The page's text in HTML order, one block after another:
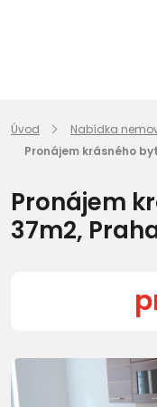
Úvod
Nabídka
Pronájem krásného
Pronájem
37m2,